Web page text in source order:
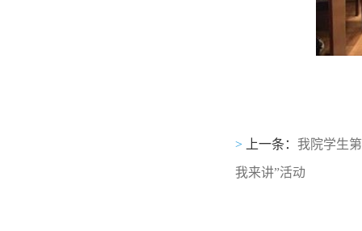
> 上一条： 我院学生
我来讲”活动